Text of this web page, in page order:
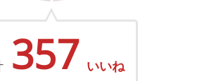
357 いいね